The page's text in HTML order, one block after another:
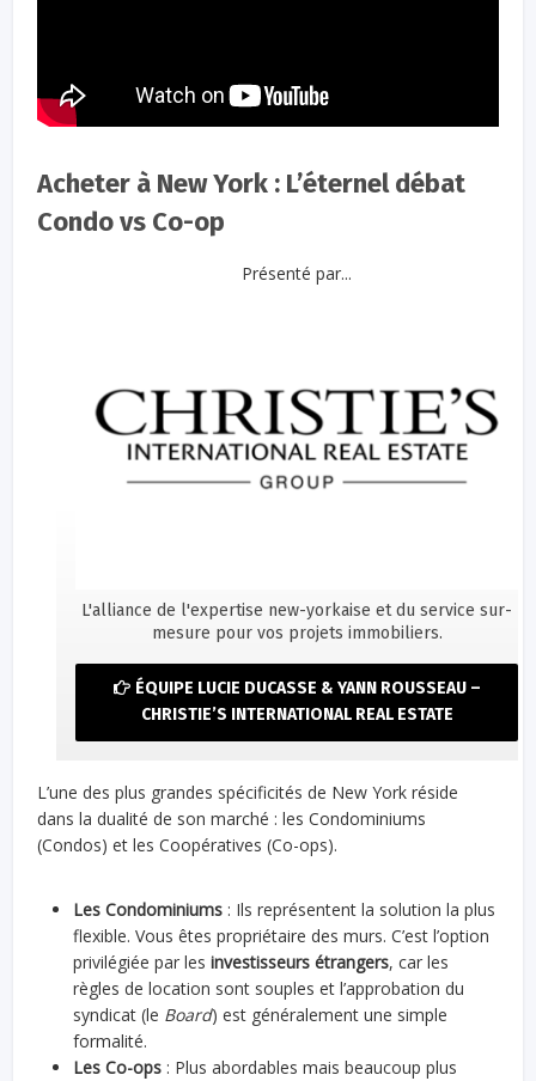
Acheter à New York : L’éternel débat
Condo vs Co-op
Présenté par...
L'alliance de l'expertise new-yorkaise et du service sur-
mesure pour vos projets immobiliers.
ÉQUIPE LUCIE DUCASSE & YANN ROUSSEAU –
CHRISTIE’S INTERNATIONAL REAL ESTATE
L’une des plus grandes spécificités de New York réside
dans la dualité de son marché : les Condominiums
(Condos) et les Coopératives (Co-ops).
Les Condominiums : Ils représentent la solution la plus
flexible. Vous êtes propriétaire des murs. C’est l’option
privilégiée par lesinvestisseurs étrangers, car les
règles de location sont souples et l’approbation du
syndicat (le Board) est généralement une simple
formalité.
Les Co-ops : Plus abordables mais beaucoup plus